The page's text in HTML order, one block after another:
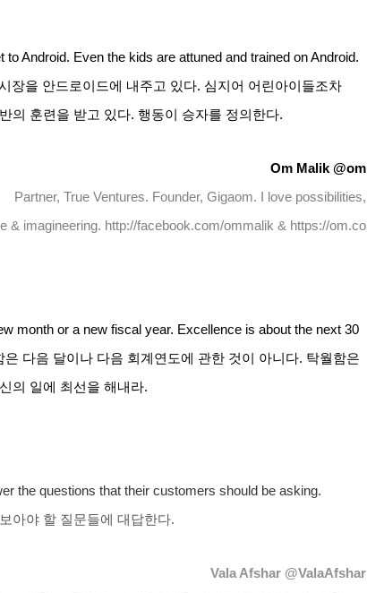
to Android. Even the kids are attuned and trained on Android.
장을 안드로이드에 내주고 있다. 심지어 어린아이들조차
의 훈련을 받고 있다. 행동이 승자를 정의한다.
Om Malik @om
Partner, True Ventures. Founder, Gigaom. I love possibilities,
& imagineering. http://facebook.com/ommalik & https://om.co
month or a new fiscal year. Excellence is about the next 30
은 다음 달이나 다음 회계연도에 관한 것이 아니다. 탁월함은
의 일에 최선을 해내라.
the questions that their customers should be asking.
아야 할 질문들에 대답한다.
Vala Afshar @ValaAfshar